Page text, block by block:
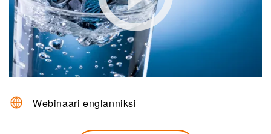
Webinaari englanniksi